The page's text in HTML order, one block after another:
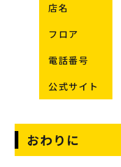
店名
フロア
電話番号
公式サイト
おわりに